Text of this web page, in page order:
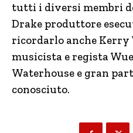
tutti i diversi membri
Drake produttore
ricordarlo anche Kerry
musicista e regista
Waterhouse e gran
conosciuto.